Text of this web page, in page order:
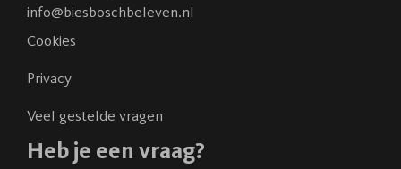
info@biesboschbeleven.nl
Cookies
Privacy
Veel gestelde vragen
Heb je een vraag?